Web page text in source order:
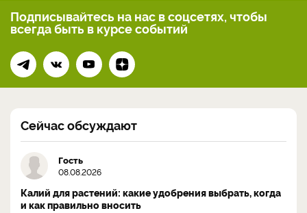
Подписывайтесь на нас в соцсетях, чтобы
всегдабыть в курсе событий
Сейчас обсуждают
Гость
08.08.2026
Калий для растений: какие удобрения выбрать, когда
и как правильно вносить